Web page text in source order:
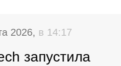
2026, в 14:17
запустила